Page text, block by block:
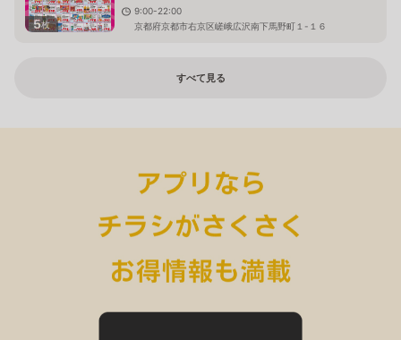
5枚
9:00-22:00
京都府京都市右京区嵯峨広沢南下馬野町１-１６
すべて見る